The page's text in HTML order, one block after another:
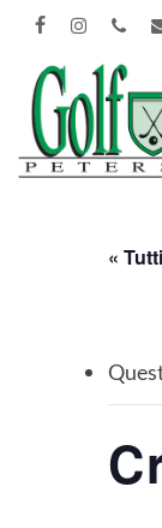
Skip
main
content
«